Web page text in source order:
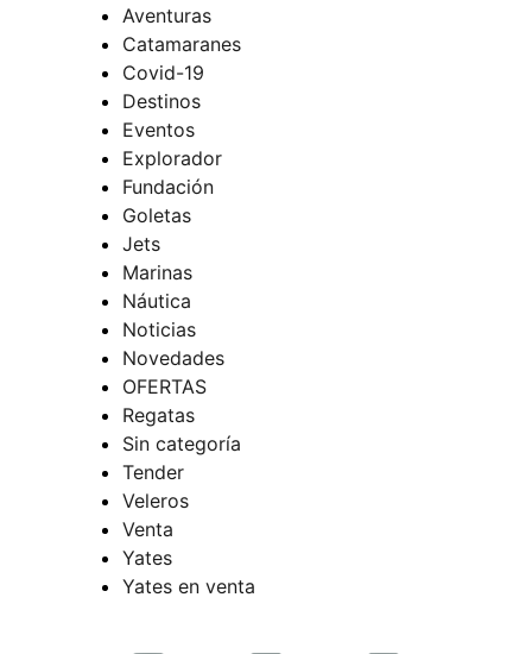
Aventuras
Catamaranes
Covid-19
Destinos
Eventos
Explorador
Fundación
Goletas
Jets
Marinas
Náutica
Noticias
Novedades
OFERTAS
Regatas
Sin categoría
Tender
Veleros
Venta
Yates
Yates en venta